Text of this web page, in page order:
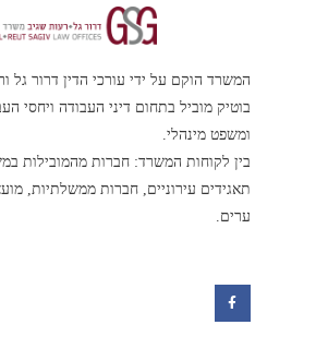
המשרד הוקם על ידי עורכי הדין דרור גל
בוטיק מוביל בתחום דיני העבודה ויחסי
ומשפט מינהלי.
בין לקוחות המשרד: חברות מהמובילות
תאגידים עירוניים, חברות ממשלתיות,
ערים.
c
e
b
o